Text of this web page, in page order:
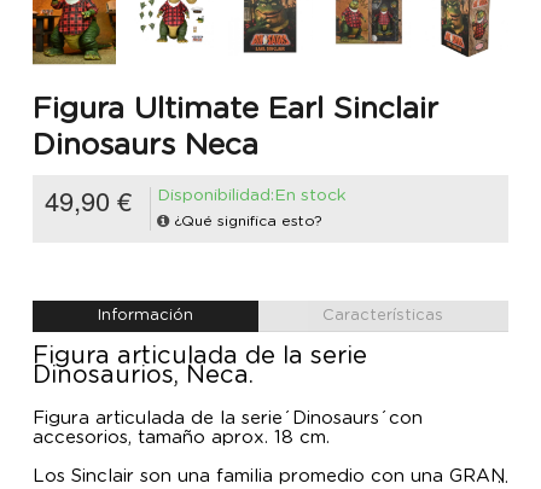
Figura Ultimate Earl Sinclair
Dinosaurs Neca
49,90 € Disponibilidad:En stock
¿Qué significa esto?
Información Características
Figura articulada de la serie
Dinosaurios, Neca.
Figura articulada de la serie´Dinosaurs´con
accesorios, tamaño aprox. 18 cm.
Los Sinclair son una familia promedio con una GRAN